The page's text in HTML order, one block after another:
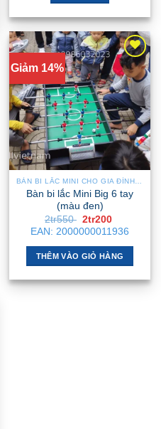
Giảm 14%
BÀN BI LẮC MINI CHO GIA ĐÌNH – NHỎ GỌN, GẬP GỌN, DỄ DI CHUYỂN
Bàn bi lắc Mini Big 6 tay
(màu đen)
2tr550 Giá
gốc
là:
2tr550 .
2tr200
hiện
tại
là:
2tr200 .
EAN: 2000000011936
THÊM VÀO GIỎ HÀNG